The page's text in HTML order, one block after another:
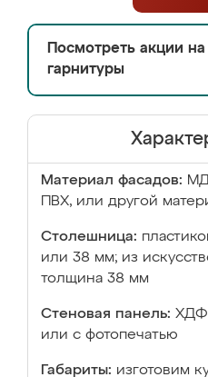
Посмотреть акции
гарнитуры
Материал фасадов:
ПВХ, или другой
Столешница:
или 38 мм; из
толщина 38 мм
Стеновая панель: ХДФ
или с фотопечатью
Габариты: изготовим